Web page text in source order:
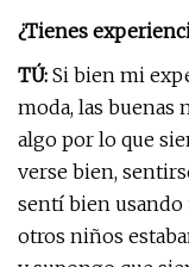
¿Tienes
TÚ: Si bien mi
moda, las buenas
algo por lo que
verse bien,
sentí bien usando
otros niños